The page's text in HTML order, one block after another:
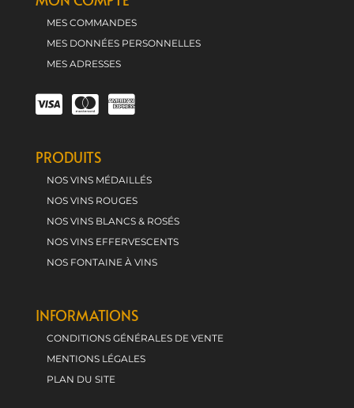
MES COMMANDES
MES DONNÉES PERSONNELLES
MES ADRESSES
PRODUITS
NOS VINS MÉDAILLÉS
NOS VINS ROUGES
NOS VINS BLANCS & ROSÉS
NOS VINS EFFERVESCENTS
NOS FONTAINE À VINS
INFORMATIONS
CONDITIONS GÉNÉRALES DE VENTE
MENTIONS LÉGALES
PLAN DU SITE